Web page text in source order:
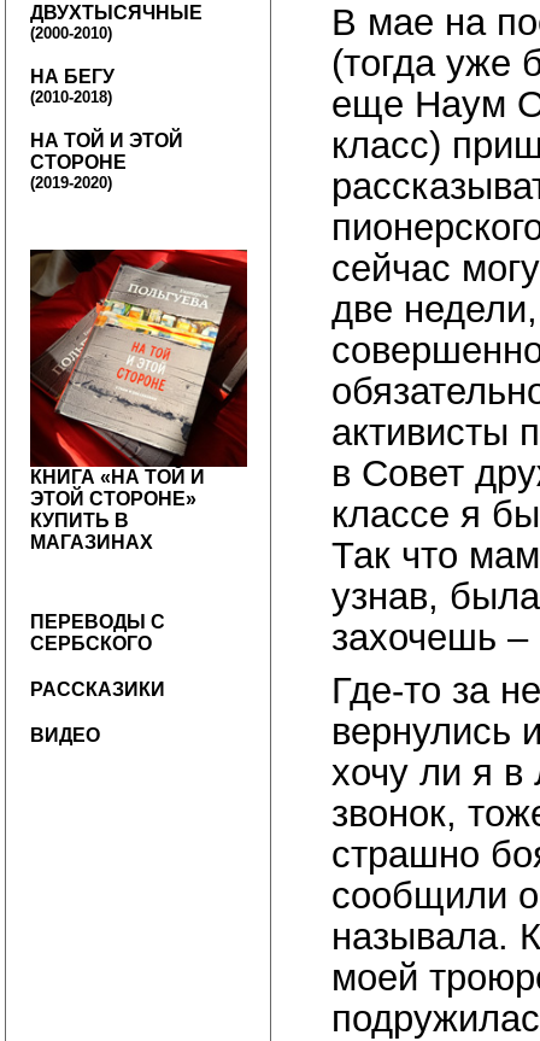
ДВУХТЫСЯЧНЫЕ
(2000-2010)
НА БЕГУ
(2010-2018)
НА ТОЙ И ЭТОЙ
СТОРОНЕ
(2019-2020)
КНИГА «НА ТОЙ И
ЭТОЙ СТОРОНЕ»
КУПИТЬ В
МАГАЗИНАХ
ПЕРЕВОДЫ С
СЕРБСКОГО
РАССКАЗИКИ
ВИДЕО
В мае на
(тогда уже
еще Наум
класс)
сейчас
две
активисты
в Совет
классе я
Так что
узнав,
захочешь
Где-то за
вернулись
хочу ли я
звонок,
страшно
сообщили о
называла.
моей